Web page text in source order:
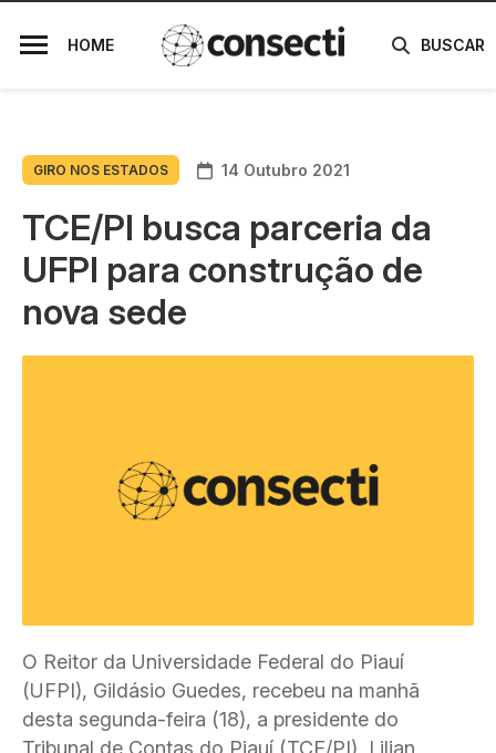
HOME BUSCAR
GIRO NOS ESTADOS 14 Outubro 2021
TCE/PI busca parceria da
UFPI para construção de
nova sede
O Reitor da Universidade Federal do Piauí
(UFPI), Gildásio Guedes, recebeu na manhã
desta segunda-feira (18), a presidente do